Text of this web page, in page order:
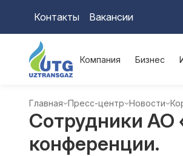
Контакты Вакансии
Компания Бизнес
Главная Пресс-центр Новости
Сотрудники АО
конференции.